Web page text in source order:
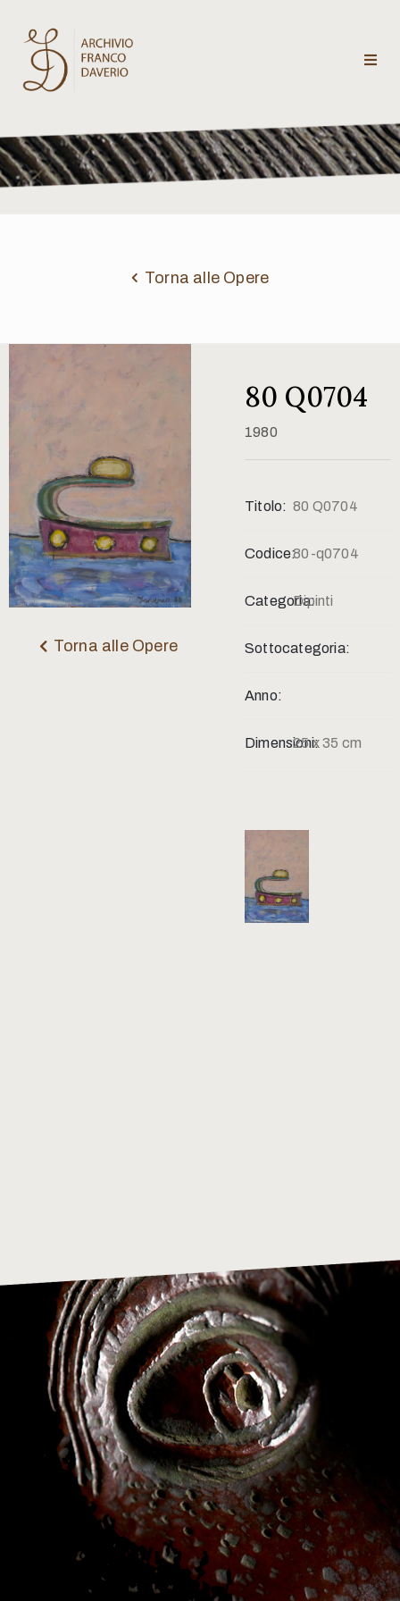
Archivio
Franco
Daverio
critici
Torna alle Opere
Torna alle Opere
80 Q0704
1980
Titolo: 80 Q0704
Codice:80-q0704
Categoria:Dipinti
Sottocategoria:
Anno:
Dimensioni:25 x 35 cm